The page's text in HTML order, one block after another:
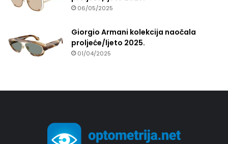
06/05/2025
Giorgio Armani kolekcija naočala
proljeće/ljeto 2025.
01/04/2025